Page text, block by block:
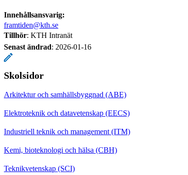
Innehållsansvarig:
framtiden@kth.se
Tillhör: KTH Intranät
Senast ändrad: 2026-01-16
Skolsidor
Arkitektur och samhällsbyggnad (ABE)
Elektroteknik och datavetenskap (EECS)
Industriell teknik och management (ITM)
Kemi, bioteknologi och hälsa (CBH)
Teknikvetenskap (SCI)